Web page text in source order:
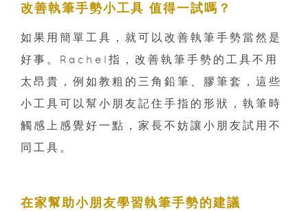
改善執筆手勢小工具 值得一試嗎？
如果用簡單工具，就可以改善執筆手勢當然是
好事。Rachel指，改善執筆手勢的工具不用
太昂貴，例如教粗的三角鉛筆、膠筆套，這些
小工具可以幫小朋友記住手指的形狀，執筆時
觸感上感覺好一點，家長不妨讓小朋友試用不
同工具。
在家幫助小朋友學習執筆手勢的建議